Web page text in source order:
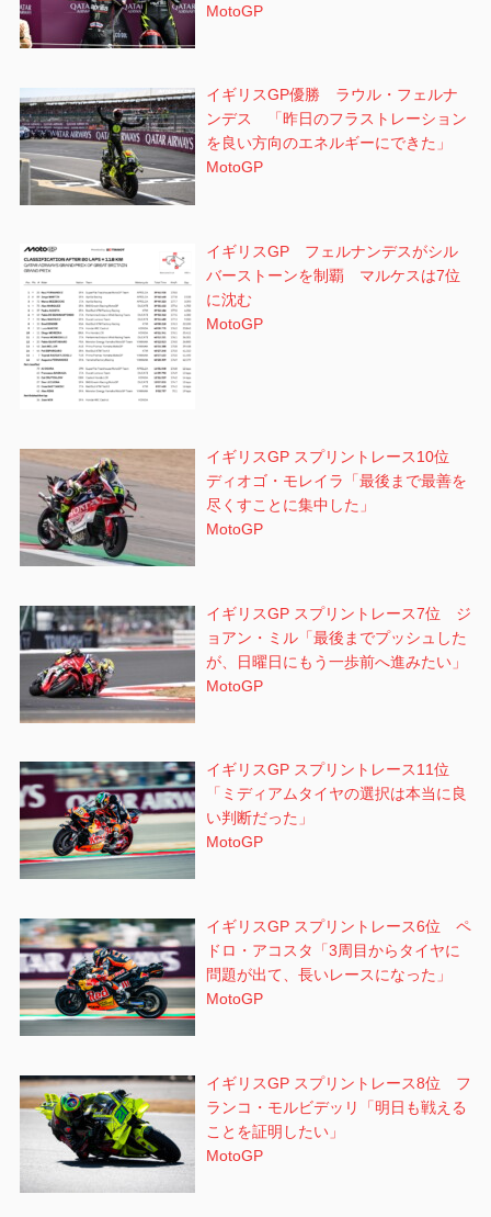
MotoGP
イギリスGP優勝 ラウル・フェルナ
ンデス 「昨日のフラストレーション
を良い方向のエネルギーにできた」
MotoGP
イギリスGP フェルナンデスがシル
バーストーンを制覇 マルケスは7位
に沈む
MotoGP
イギリスGP スプリントレース10位
ディオゴ・モレイラ「最後まで最善を
尽くすことに集中した」
MotoGP
イギリスGP スプリントレース7位 ジ
ョアン・ミル「最後までプッシュした
が、日曜日にもう一歩前へ進みたい」
MotoGP
イギリスGP スプリントレース11位
「ミディアムタイヤの選択は本当に良
い判断だった」
MotoGP
イギリスGP スプリントレース6位 ペ
ドロ・アコスタ「3周目からタイヤに
問題が出て、長いレースになった」
MotoGP
イギリスGP スプリントレース8位 フ
ランコ・モルビデッリ「明日も戦える
ことを証明したい」
MotoGP